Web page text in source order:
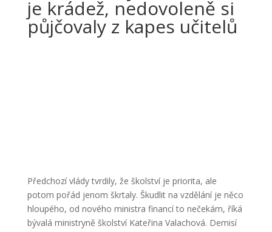
je krádež, nedovoleně si
půjčovaly z kapes učitelů
Předchozí vlády tvrdily, že školství je priorita, ale
potom pořád jenom škrtaly. Škudlit na vzdělání je něco
hloupého, od nového ministra financí to nečekám, říká
bývalá ministryně školství Kateřina Valachová. Demisí